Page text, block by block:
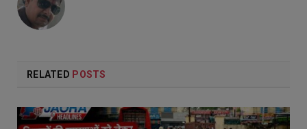
RELATED POSTS